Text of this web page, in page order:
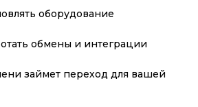
оборудование
обмены и интеграции
займет переход для вашей